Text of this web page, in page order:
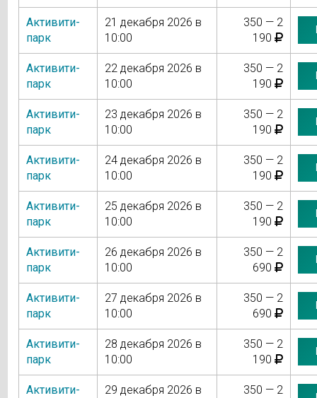
Активити-
парк
21 декабря 2026 в
10:00
350 — 2
190
Активити-
парк
22 декабря 2026 в
10:00
350 — 2
190
Активити-
парк
23 декабря 2026 в
10:00
350 — 2
190
Активити-
парк
24 декабря 2026 в
10:00
350 — 2
190
Активити-
парк
25 декабря 2026 в
10:00
350 — 2
190
Активити-
парк
26 декабря 2026 в
10:00
350 — 2
690
Активити-
парк
27 декабря 2026 в
10:00
350 — 2
690
Активити-
парк
28 декабря 2026 в
10:00
350 — 2
190
Активити- 29 декабря 2026 в 350 — 2